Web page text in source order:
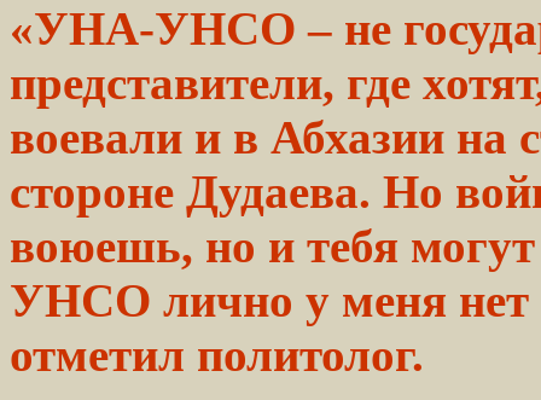
«УНА-УНСО – не
представители, где
воевали и в Абхазии на
стороне Дудаева. Но
воюешь, но и тебя
УНСО лично у меня
отметил политолог.